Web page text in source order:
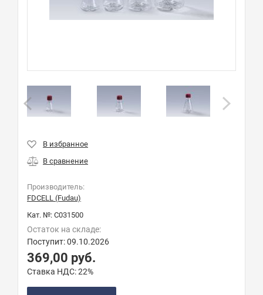
Производитель:
FDCELL (Fudau)
Кат. №: C031500
Остаток на складе:
Поступит: 09.10.2026
369,00 руб.
Ставка НДС:22%